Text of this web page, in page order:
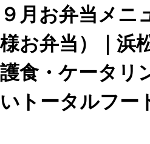
９月お弁当メニ
様お弁当）｜浜
護食・ケータリ
いトータルフー